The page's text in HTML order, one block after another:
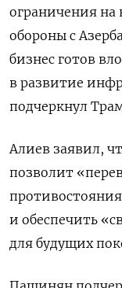
ограничения на
обороны с
бизнес готов
в развитие
подчеркнул
Алиев заявил,
позволит
и обеспечить
для будущих